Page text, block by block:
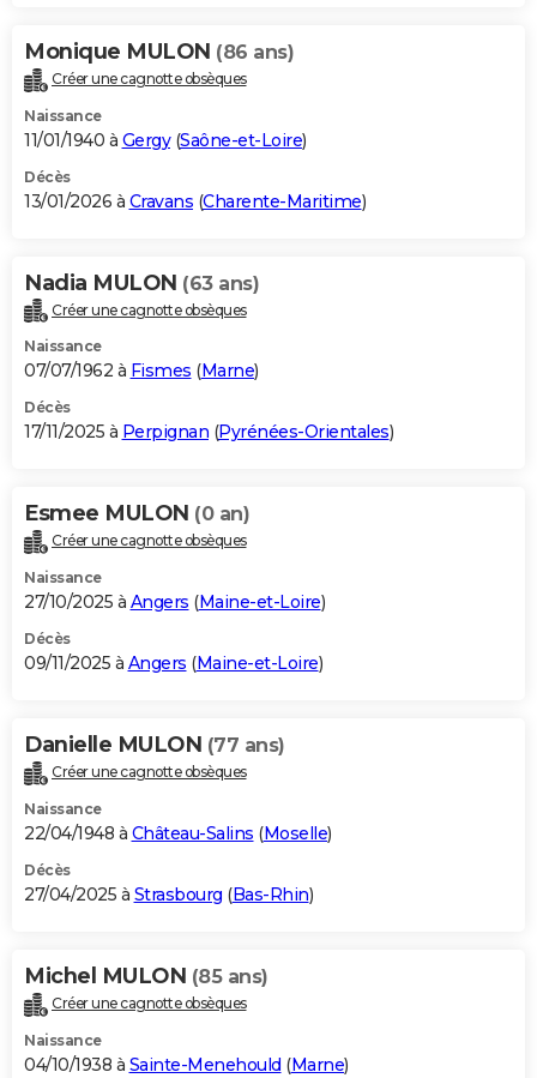
Monique MULON (86 ans)
Créer une cagnotte obsèques
Naissance
11/01/1940 à Gergy(Saône-et-Loire)
Décès
13/01/2026 à Cravans (Charente-Maritime)
Nadia MULON (63 ans)
Créer une cagnotte obsèques
Naissance
07/07/1962 à Fismes (Marne)
Décès
17/11/2025 à Perpignan (Pyrénées-Orientales)
Esmee MULON (0 an)
Créer une cagnotte obsèques
Naissance
27/10/2025 à Angers (Maine-et-Loire)
Décès
09/11/2025 à Angers (Maine-et-Loire)
Danielle MULON (77 ans)
Créer une cagnotte obsèques
Naissance
22/04/1948 à Château-Salins (Moselle)
Décès
27/04/2025 à Strasbourg (Bas-Rhin)
Michel MULON (85 ans)
Créer une cagnotte obsèques
Naissance
04/10/1938 à Sainte-Menehould (Marne)